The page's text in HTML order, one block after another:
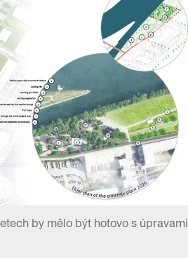
by mělo být hotovo s úpravami